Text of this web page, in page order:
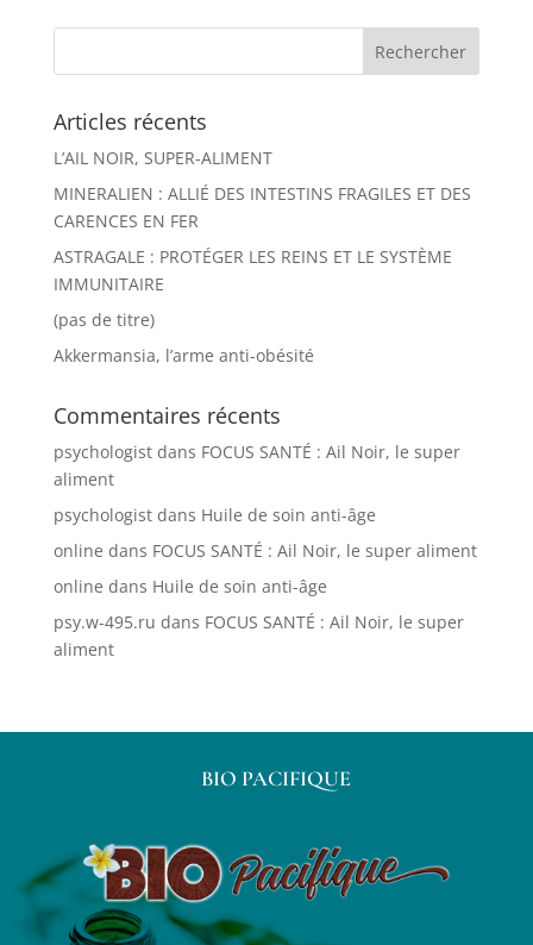
Articles récents
L’AIL NOIR, SUPER-ALIMENT
MINERALIEN : ALLIÉ DES INTESTINS FRAGILES ET DES
CARENCES EN FER
ASTRAGALE : PROTÉGER LES REINS ET LE SYSTÈME
IMMUNITAIRE
(pas de titre)
Akkermansia, l’arme anti-obésité
Commentaires récents
psychologistdans FOCUS SANTÉ : Ail Noir, le super
aliment
psychologistdans Huile de soin anti-âge
online dans FOCUS SANTÉ : Ail Noir, le super aliment
online dans Huile de soin anti-âge
psy.w-495.ru dans FOCUS SANTÉ : Ail Noir, le super
aliment
BIO PACIFIQUE